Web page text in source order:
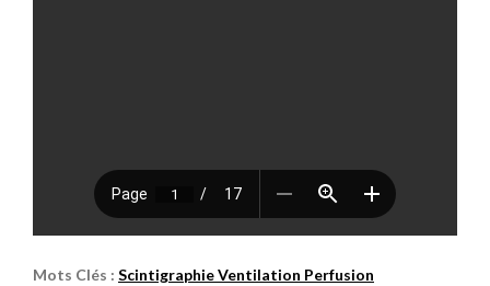
Mots Clés : Scintigraphie Ventilation Perfusion